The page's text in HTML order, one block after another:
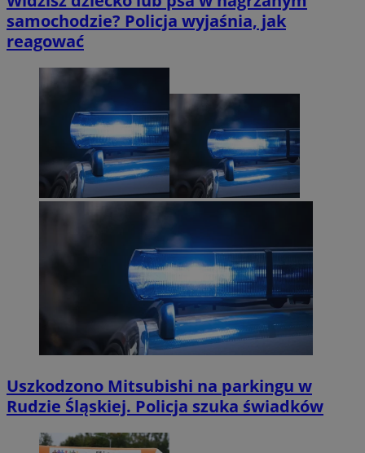
samochodzie? Policja wyjaśnia, jak
reagować
Uszkodzono Mitsubishi na parkingu w
Rudzie Śląskiej. Policja szuka świadków